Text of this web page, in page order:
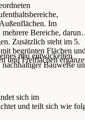
Im
Bereiche,
Zusätzlich steht im 5.
mit begrünten Flächen
und Freiflächen
neu entwickelten
nachhaltiger Bauweise
sich im
und teilt sich wie